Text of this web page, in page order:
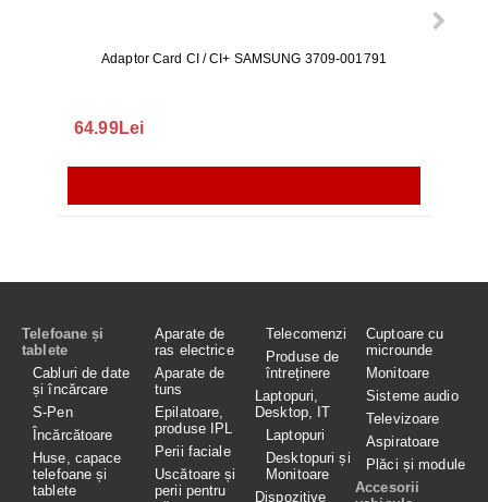
Adaptor Card CI / CI+ SAMSUNG 3709-001791
64.99Lei
Telefoane și
tablete
Cabluri de date
și încărcare
S-Pen
Încărcătoare
Huse, capace
telefoane și
tablete
Aparate de
ras electrice
Aparate de
tuns
Epilatoare,
produse IPL
Perii faciale
Uscătoare și
perii pentru
Telecomenzi
Produse de
întreținere
Laptopuri,
Desktop, IT
Laptopuri
Desktopuri și
Monitoare
Dispozitive
Cuptoare cu
microunde
Monitoare
Sisteme audio
Televizoare
Aspiratoare
Plăci și module
Accesorii